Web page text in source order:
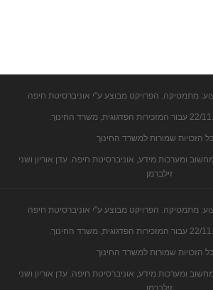
מתמטיקה. הפרויקט מבוצע ע"י אוניברסיטת חיפה
כל הזכויות שמורות למשרד החינוך
ומערכות מידע, אוניברסיטת חיפה. עדן אוריון ושני
זילברמן
מתמטיקה. הפרויקט מבוצע ע"י אוניברסיטת חיפה
כל הזכויות שמורות למשרד החינוך
ומערכות מידע, אוניברסיטת חיפה. עדן אוריון ושני
זילברמן